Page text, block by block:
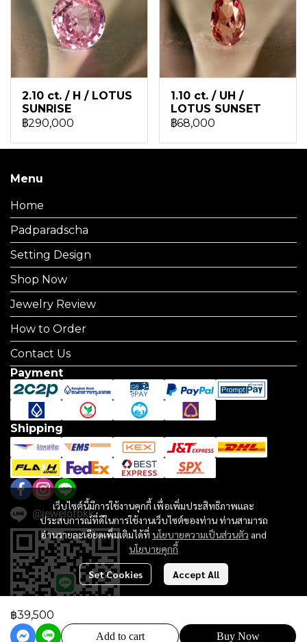
2.10 ct. / H / LOTUS
SUNRISE
฿290,000
1.10 ct. / UH /
LOTUS SUNSET
฿68,000
฿39,500
Add to cart Buy Now
เว็บไซต์นี้มีการใช้งานคุกกี้ เพื่อเพิ่มประสิทธิภาพและ
ประสบการณ์ที่ดีในการใช้งานเว็บไซต์ของท่าน ท่านสามารถ
อ่านรายละเอียดเพิ่มเติมได้ที่ นโยบายความเป็นส่วนตัว and
นโยบายคุกกี้
Set Cookies Accept All
Menu
Home
Padparadscha
Setting Design
Shop Now
Jewelry Review
How to Order
Contact Us
Payment
Shipping
@jewelofbkk